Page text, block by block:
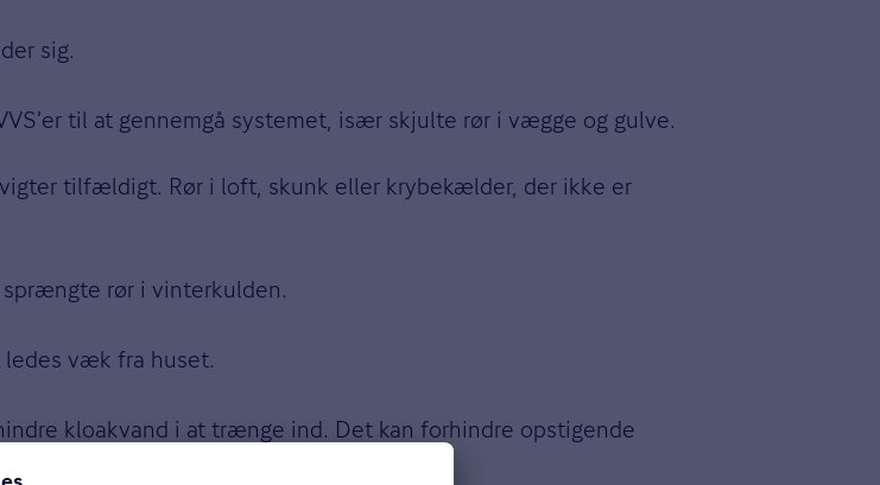
sig.
til at gennemgå systemet, især skjulte rør i vægge og gulve.
tilfældigt. Rør i loft, skunk eller krybekælder, der ikke er
sprængte rør i vinterkulden.
ledes væk fra huset.
kloakvand i at trænge ind. Det kan forhindre opstigende